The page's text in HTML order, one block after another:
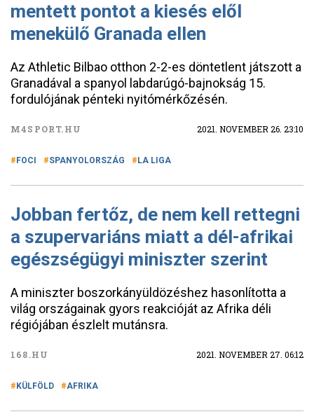
mentett pontot a kiesés elől
menekülő Granada ellen
Az Athletic Bilbao otthon 2-2-es döntetlent játszott a
Granadával a spanyol labdarúgó-bajnokság 15.
fordulójának pénteki nyitómérkőzésén.
M4SPORT.HU 2021. NOVEMBER 26. 23:10
FOCI SPANYOLORSZÁG LA LIGA
Jobban fertőz, de nem kell rettegni
a szupervariáns miatt a dél-afrikai
egészségügyi miniszter szerint
A miniszter boszorkányüldözéshez hasonlította a
világ országainak gyors reakcióját az Afrika déli
régiójában észlelt mutánsra.
168.HU 2021. NOVEMBER 27. 06:12
KÜLFÖLD AFRIKA